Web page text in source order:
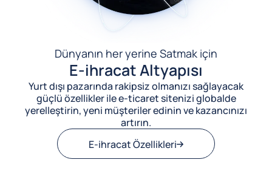
Dünyanın her yerine Satmak için
E-ihracat Altyapısı
Yurt dışı pazarında rakipsiz olmanızı sağlayacak
güçlü özellikler ile e-ticaret sitenizi globalde
yerelleştirin, yeni müşteriler edinin ve kazancınızı
artırın.
E-ihracat Özellikleri